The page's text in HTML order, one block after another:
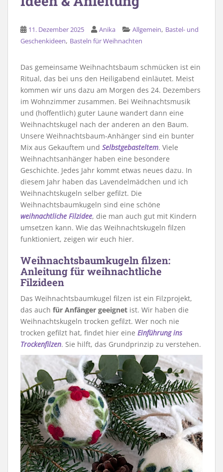
11. Dezember 2025 Anika Allgemein, Bastel- und
Geschenkideen, Basteln für Weihnachten
Das gemeinsame Weihnachtsbaum schmücken ist ein
Ritual, das bei uns den Heiligabend einläutet. Meist
kommen wir uns dazu am Morgen des 24. Dezembers
im Wohnzimmer zusammen. Bei Weihnachtsmusik
und (hoffentlich) guter Laune wandert dann eine
Weihnachtskugel nach der anderen an den Baum.
Unsere Weihnachtsbaum-Anhänger sind ein bunter
Mix aus Gekauftem und Selbstgebasteltem. Viele
Weihnachtsanhänger haben eine besondere
Geschichte. Jedes Jahr kommt etwas neues dazu. In
diesem Jahr haben das Lavendelmädchen und ich
Weihnachtskugeln selber gefilzt. Die
Weihnachtsbaumkugeln sind eine schöne
weihnachtliche Filzidee, die man auch gut mit Kindern
umsetzen kann. Wie das Weihnachtskugeln filzen
funktioniert, zeigen wir euch hier.
Weihnachtsbaumkugeln filzen:
Anleitung für weihnachtliche
Filzideen
Das Weihnachtsbaumkugel filzen ist ein Filzprojekt,
das auch für Anfänger geeignet ist. Wir haben die
Weihnachtskugeln trocken gefilzt. Wer noch nie
trocken gefilzt hat, findet hier eine Einführung ins
Trockenfilzen. Sie hilft, das Grundprinzip zu verstehen.